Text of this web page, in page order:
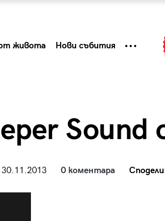
живота Нови събития
Sound
0 коментара